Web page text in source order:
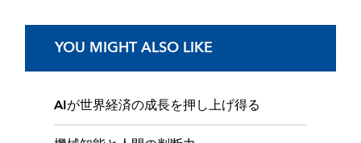
YOU MIGHT ALSO LIKE
AIが世界経済の成長を押し上げ得る